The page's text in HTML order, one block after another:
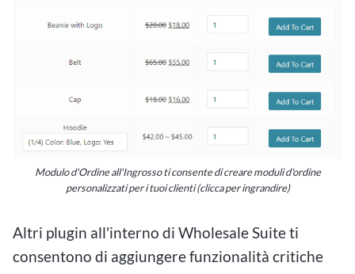
Modulo d'Ordine all'Ingrosso ti consente di creare moduli d'ordine
personalizzati per i tuoi clienti (clicca per ingrandire)
Altri plugin all'interno di Wholesale Suite ti
consentono di aggiungere funzionalità critiche